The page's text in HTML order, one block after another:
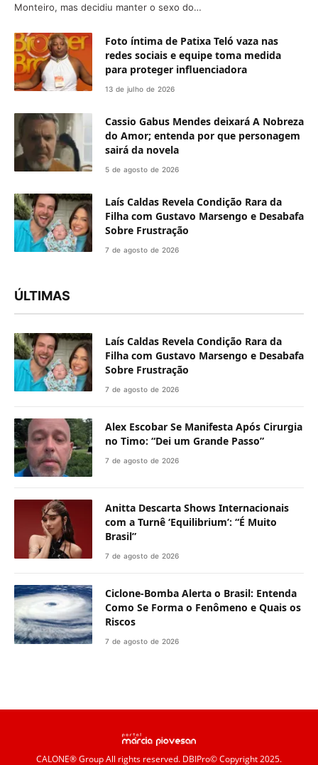
Monteiro, mas decidiu manter o sexo do…
Foto íntima de Patixa Teló vaza nas
redes sociais e equipe toma medida
para proteger influenciadora
13 de julho de 2026
Cassio Gabus Mendes deixará A Nobreza
do Amor; entenda por que personagem
sairá da novela
5 de agosto de 2026
Laís Caldas Revela Condição Rara da
Filha com Gustavo Marsengo e Desabafa
Sobre Frustração
7 de agosto de 2026
ÚLTIMAS
Laís Caldas Revela Condição Rara da
Filha com Gustavo Marsengo e Desabafa
Sobre Frustração
7 de agosto de 2026
Alex Escobar Se Manifesta Após Cirurgia
no Timo: “Dei um Grande Passo”
7 de agosto de 2026
Anitta Descarta Shows Internacionais
com a Turnê ‘Equilibrium’: “É Muito
Brasil”
7 de agosto de 2026
Ciclone-Bomba Alerta o Brasil: Entenda
Como Se Forma o Fenômeno e Quais os
Riscos
7 de agosto de 2026
CALONE® GroupAll rights reserved. DBIPro© Copyright 2025.